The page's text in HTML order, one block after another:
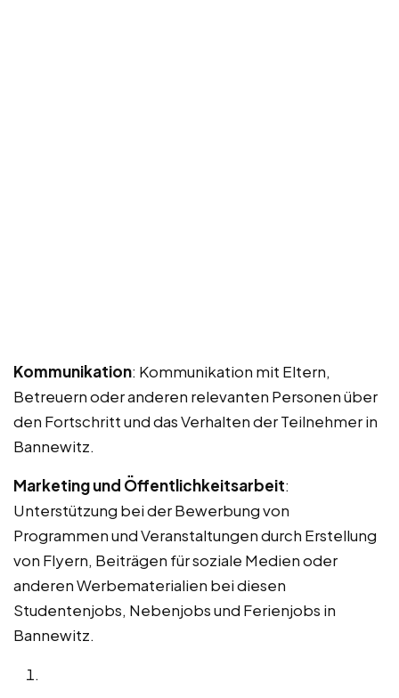
Kommunikation: Kommunikation mit Eltern,
Betreuern oder anderen relevanten Personen über
den Fortschritt und das Verhalten der Teilnehmer in
Bannewitz.
Marketing und Öffentlichkeitsarbeit:
Unterstützung bei der Bewerbung von
Programmen und Veranstaltungen durch Erstellung
von Flyern, Beiträgen für soziale Medien oder
anderen Werbematerialien bei diesen
Studentenjobs, Nebenjobs und Ferienjobs in
Bannewitz.